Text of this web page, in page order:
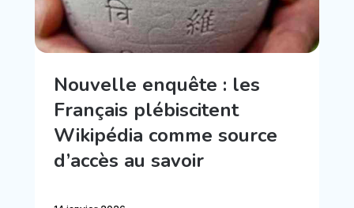
Nouvelle enquête : les
Français plébiscitent
Wikipédia comme source
d’accès au savoir